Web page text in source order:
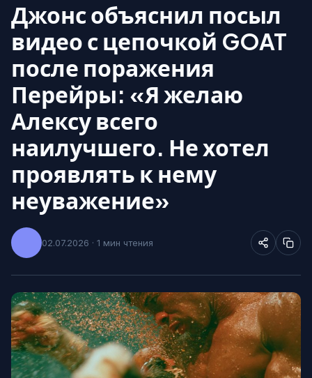
Джонс объяснил посыл
видео с цепочкой GOAT
после поражения
Перейры: «Я желаю
Алексу всего
наилучшего. Не хотел
проявлять к нему
неуважение»
02.07.2026 · 1 мин чтения